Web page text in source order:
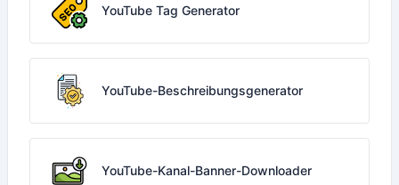
YouTube Tag Generator
YouTube-Beschreibungsgenerator
YouTube-Kanal-Banner-Downloader